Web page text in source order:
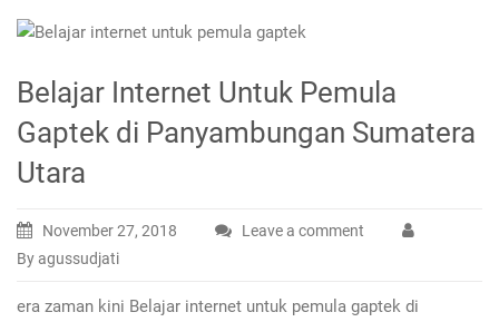
Belajar Internet Untuk Pemula
Gaptek di Panyambungan Sumatera
Utara
November 27, 2018
Leave a comment
By agussudjati
era zaman kini Belajar internet untuk pemula gaptek di